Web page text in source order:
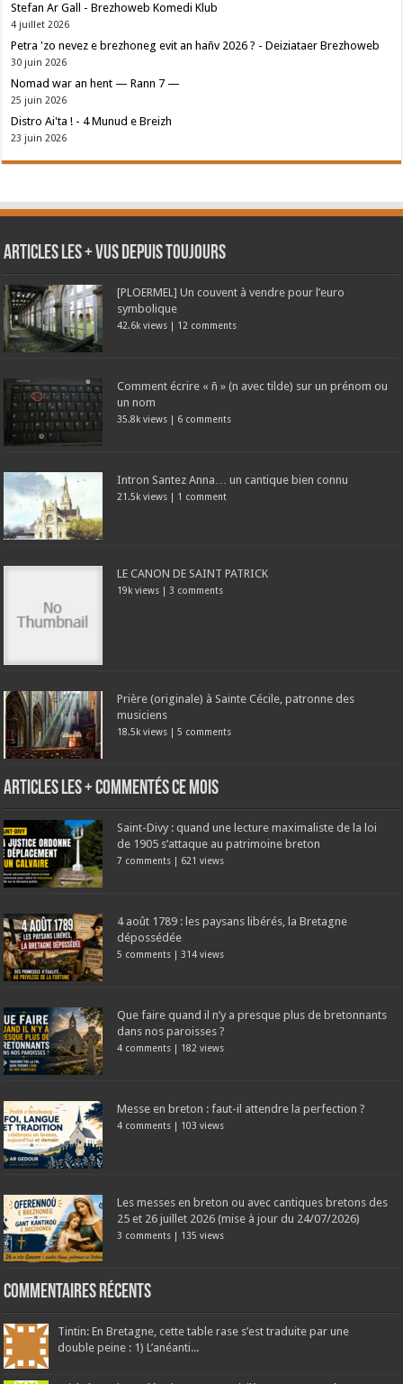
Stefan Ar Gall - Brezhoweb Komedi Klub
4 juillet 2026
Petra 'zo nevez e brezhoneg evit an hañv 2026 ? - Deiziataer Brezhoweb
30 juin 2026
Nomad war an hent — Rann 7 —
25 juin 2026
Distro Ai'ta ! - 4 Munud e Breizh
23 juin 2026
Articles les + vus depuis toujours
[PLOERMEL] Un couvent à vendre pour l’euro
symbolique
42.6k views | 12 comments
Comment écrire « ñ » (n avec tilde) sur un prénom ou
un nom
35.8k views | 6 comments
Intron Santez Anna… un cantique bien connu
21.5k views | 1 comment
LE CANON DE SAINT PATRICK
19k views | 3 comments
Prière (originale) à Sainte Cécile, patronne des
musiciens
18.5k views |5 comments
Articles les + commentés ce mois
Saint-Divy : quand une lecture maximaliste de la loi
de 1905 s’attaque au patrimoine breton
7 comments | 621 views
4 août 1789 : les paysans libérés, la Bretagne
dépossédée
5 comments | 314 views
Que faire quand il n’y a presque plus de bretonnants
dans nos paroisses ?
4 comments | 182 views
Messe en breton : faut-il attendre la perfection ?
4 comments | 103 views
Les messes en breton ou avec cantiques bretons des
25 et 26 juillet 2026 (mise à jour du 24/07/2026)
3 comments | 135 views
Commentaires récents
Tintin: En Bretagne, cette table rase s’est traduite par une
double peine : 1) L’anéanti...